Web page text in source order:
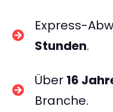
Express-
Stunden.
Über 16
Branche.